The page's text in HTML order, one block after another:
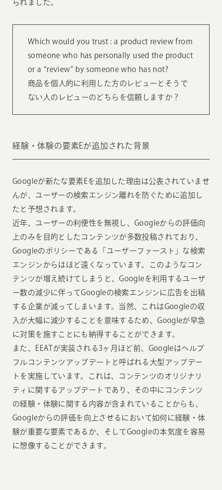
られました。
Which would you trust : a product review from
someone who has personally used the product
or a “review” by someone who has not?
商品を個人的に利用した方のレビューとそうで
ない人のレビューのどちらを信頼しますか？
経験・体験の要素Eが追加された背景
Googleが新たな要素Eを追加した理由は公表されていませ
んが、ユーザーの検索エンジン離れを防ぐために追加し
たと予想されます。
近年、ユーザーの利便性を無視し、Googleからの評価向
上のみを目的としたコンテンツが多数投稿されており、
Googleのポリシーである「ユーザーファースト」な検索
エンジンからはほど遠くなっています。このようなコン
テンツが増え続けてしまうと、Googleを利用するユーザ
ー数の減少に伴ってGoogleの検索エンジンに広告を出稿
する企業が減ってしまいます。当然、これはGoogleの収
入が大幅に減少することを意味するため、Googleが早急
に対策を施すことにも納得することができます。
また、EEATが実装される3ヶ月ほど前、Googleはヘルプ
フルコンテンツアップデートと呼ばれる大型アップデー
トを実施しています。これは、コンテンツのオリジナリ
ティに関するアップデートであり、その中にコンテンツ
の経験・体験に関する内容が含まれていることからも、
Googleからの評価を向上させるにおいて如何に経験・体
験が重要な要素であるか、そしてGoogleの本気度を容易
に想像することができます。